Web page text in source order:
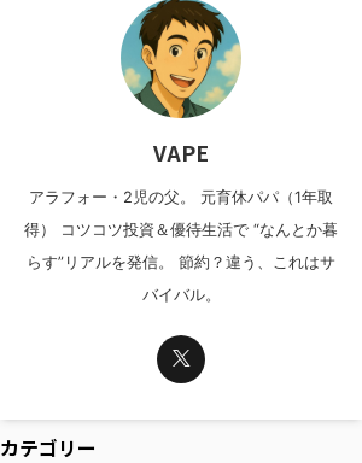
VAPE
アラフォー・2児の父。 元育休パパ（1年取
得） コツコツ投資＆優待生活で “なんとか暮
らす”リアルを発信。 節約？違う、これはサ
バイバル。
カテゴリー